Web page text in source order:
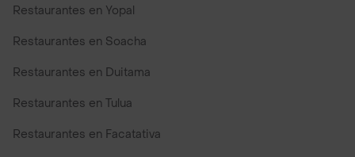
Restaurantes en Yopal
Restaurantes en Soacha
Restaurantes en Duitama
Restaurantes en Tulua
Restaurantes en Facatativa